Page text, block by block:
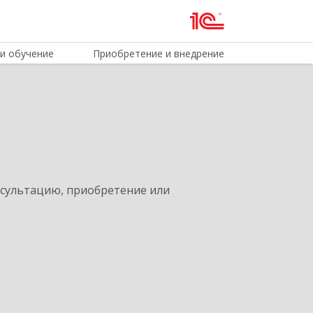
обучение Приобретение и внедрение
приобретение или